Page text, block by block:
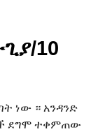
10
ነው ። አንዳንድ
ደግሞ ተቀምጠው